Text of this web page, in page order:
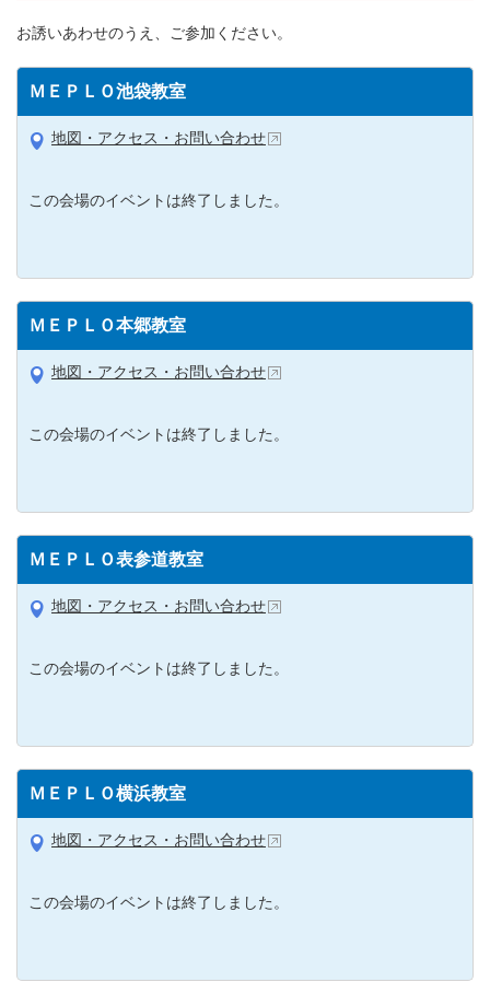
お誘いあわせのうえ、ご参加ください。
ＭＥＰＬＯ池袋教室
地図・アクセス・お問い合わせ
この会場のイベントは終了しました。
ＭＥＰＬＯ本郷教室
地図・アクセス・お問い合わせ
この会場のイベントは終了しました。
ＭＥＰＬＯ表参道教室
地図・アクセス・お問い合わせ
この会場のイベントは終了しました。
ＭＥＰＬＯ横浜教室
地図・アクセス・お問い合わせ
この会場のイベントは終了しました。